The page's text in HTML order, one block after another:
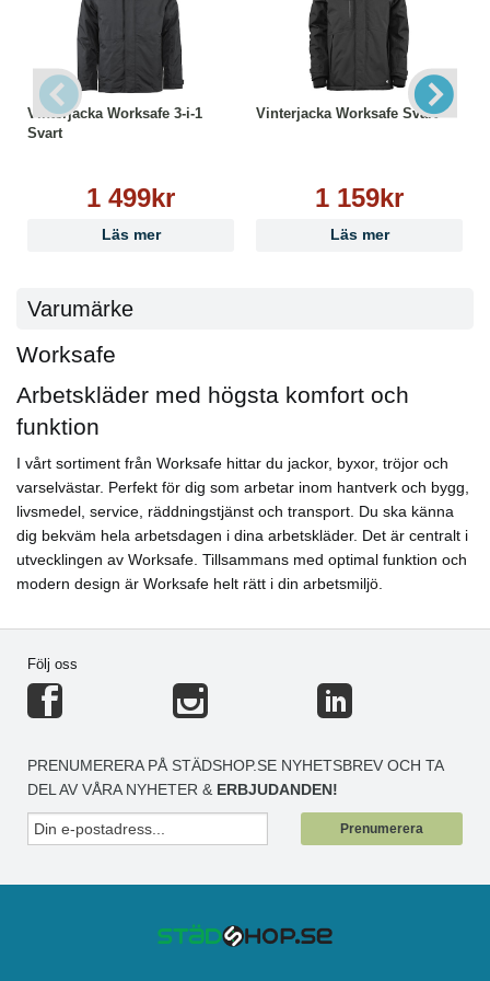
Maskintvätt 60°C
Ej strykning
Ej torktumling
Ej kemtvätt
Tål ej blekmedel
Vinterjacka Worksafe 3-i-1
Svart
1 499kr
Läs mer
Vinterjacka Worksafe Svart
1 159kr
Läs mer
Varumärke
Worksafe
Arbetskläder med högsta komfort och
funktion
I vårt sortiment från Worksafe hittar du jackor, byxor, tröjor och
varselvästar. Perfekt för dig som arbetar inom hantverk och bygg,
livsmedel, service, räddningstjänst och transport. Du ska känna
dig bekväm hela arbetsdagen i dina arbetskläder. Det är centralt i
utvecklingen av Worksafe. Tillsammans med optimal funktion och
modern design är Worksafe helt rätt i din arbetsmiljö.
Följ oss
PRENUMERERA PÅ STÄDSHOP.SE NYHETSBREV OCH TA
DEL AV VÅRA NYHETER & ERBJUDANDEN!
Prenumerera